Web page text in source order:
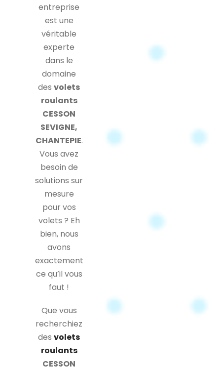
entreprise
est une
véritable
experte
dans le
domaine
des volets
roulants
CESSON
SEVIGNE,
CHANTEPIE.
Vous avez
besoin de
solutions sur
mesure
pour vos
volets ? Eh
bien, nous
avons
exactement
ce qu’il vous
faut !
Que vous
recherchiez
des volets
roulants
CESSON